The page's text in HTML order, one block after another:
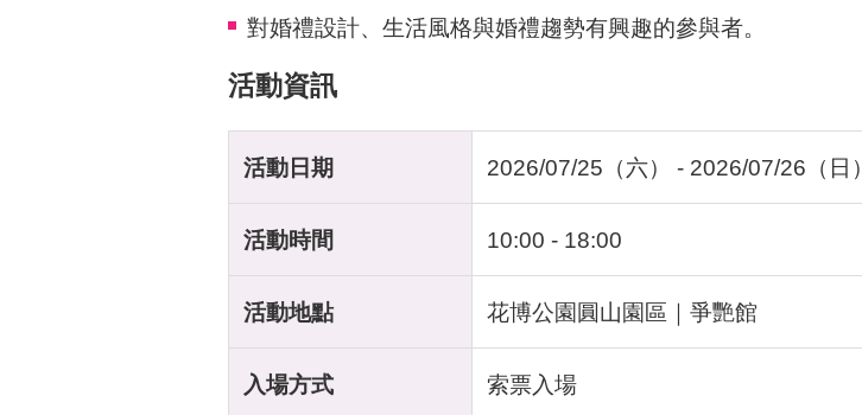
對婚禮設計、生活風格與婚禮趨勢有興趣的參與者。
活動資訊
活動日期 2026/07/25（六） - 2026/07/26（日）
活動時間 10:00 - 18:00
活動地點 花博公園圓山園區｜爭艷館
入場方式 索票入場